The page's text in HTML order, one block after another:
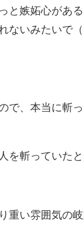
と嫉妬心があ
ないみたいで（
、本当に斬っ
を斬っていた
重い雰囲気の岐